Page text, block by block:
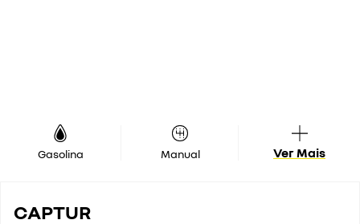
Gasolina Manual Ver Mais
CAPTUR